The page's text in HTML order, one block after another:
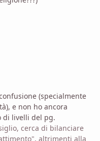
(specialmente
e non ho ancora
di livelli del pg.
cerca di bilanciare
altrimenti alla